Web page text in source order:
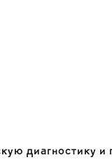
диагностику